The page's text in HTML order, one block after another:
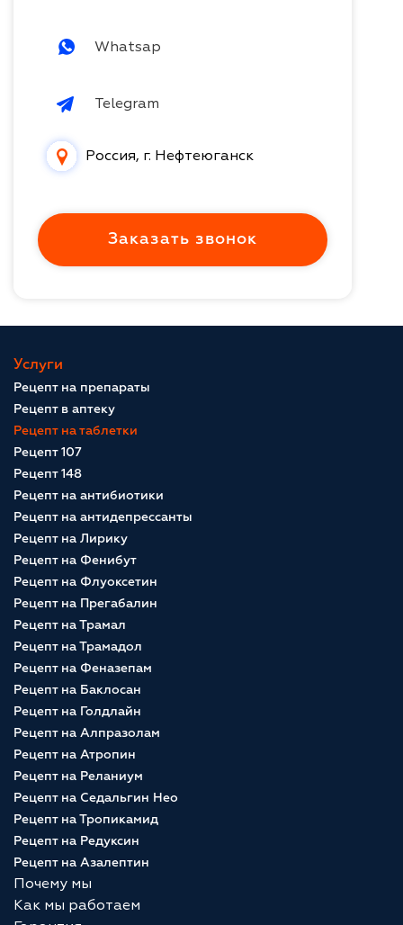
Whatsap
Telegram
Россия, г. Нефтеюганск
Заказать звонок
Услуги
Рецепт на препараты
Рецепт в аптеку
Рецепт на таблетки
Рецепт 107
Рецепт 148
Рецепт на антибиотики
Рецепт на антидепрессанты
Рецепт на Лирику
Рецепт на Фенибут
Рецепт на Флуоксетин
Рецепт на Прегабалин
Рецепт на Трамал
Рецепт на Трамадол
Рецепт на Феназепам
Рецепт на Баклосан
Рецепт на Голдлайн
Рецепт на Алпразолам
Рецепт на Атропин
Рецепт на Реланиум
Рецепт на Седальгин Нео
Рецепт на Тропикамид
Рецепт на Редуксин
Рецепт на Азалептин
Почему мы
Как мы работаем